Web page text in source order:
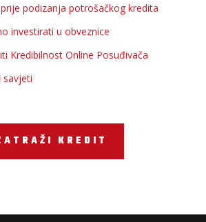
podizanja potrošačkog kredita
investirati u obveznice
Kredibilnost Online Posuđivača
savjeti
KREDIT